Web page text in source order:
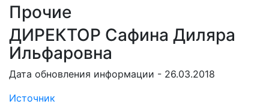
Прочие
ДИРЕКТОР Сафина Диляра
Ильфаровна
Дата обновления информации - 26.03.2018
Источник